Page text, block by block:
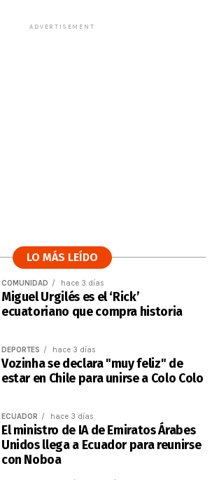
ADVERTISEMENT
LO MÁS LEÍDO
COMUNIDAD hace 3 días
Miguel Urgilés es el ‘Rick’
ecuatoriano que compra historia
DEPORTES hace 3 días
Vozinha se declara "muy feliz" de
estar en Chile para unirse a Colo Colo
ECUADOR hace 3 días
El ministro de IA de Emiratos Árabes
Unidos llega a Ecuador para reunirse
con Noboa